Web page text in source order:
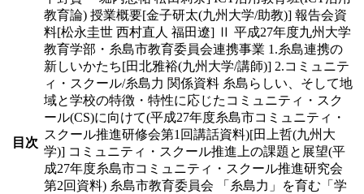
目次
教育論) 授業概要[金子研太(九州大学/助教)] 報告会資
料[松永圭世 西村直人 福田遼] Ⅱ 平成27年度九州大学
教育学部・糸島市教育委員会連携事業 1.糸島連携の
新しいかたち[田北雅裕(九州大学/講師)] 2.コミュニテ
ィ・スクール/糸島力 関係資料 糸島らしい、そして地
域と学校の特徴・特性に応じたコミュニティ・スク
ール(CS)に向けて(平成27年度糸島市コミュニティ・
スクール推進研修会第1回講話資料)[田上哲(九州大
学)] コミュニティ・スクール推進上の課題と展望(平
成27年度糸島市コミュニティ・スクール推進研究会
第2回資料) 糸島市教育委員会 「糸島力」を育む「学